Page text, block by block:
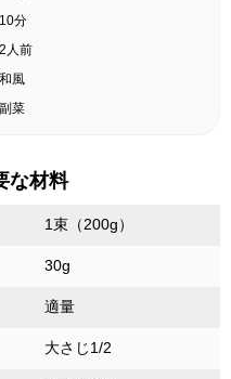
10分
2人前
和風
副菜
な材料
1束（200g）
30g
適量
大さじ1/2